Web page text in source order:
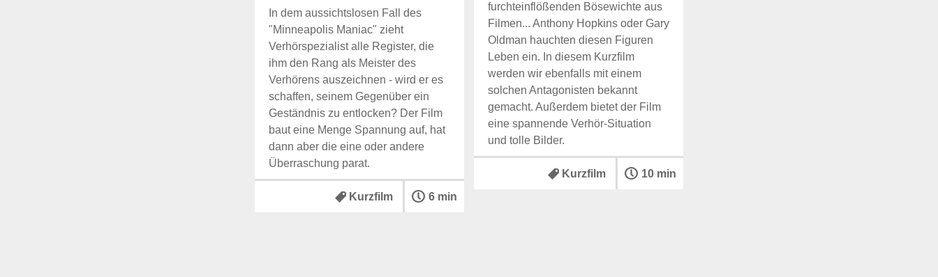
In dem aussichtslosen Fall des
"Minneapolis Maniac" zieht
Verhörspezialist alle Register, die
ihm den Rang als Meister des
Verhörens auszeichnen - wird er es
schaffen, seinem Gegenüber ein
Geständnis zu entlocken? Der Film
baut eine Menge Spannung auf, hat
dann aber die eine oder andere
Überraschung parat.
Kurzfilm 6 min
furchteinflößenden Bösewichte aus
Filmen... Anthony Hopkins oder Gary
Oldman hauchten diesen Figuren
Leben ein. In diesem Kurzfilm
werden wir ebenfalls mit einem
solchen Antagonisten bekannt
gemacht. Außerdem bietet der Film
eine spannende Verhör-Situation
und tolle Bilder.
Kurzfilm 10 min